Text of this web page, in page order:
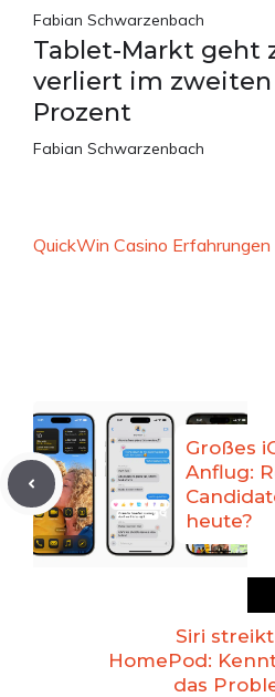
Fabian Schwarzenbach
Tablet-Markt geht
verliert im zweiten
Prozent
Fabian Schwarzenbach
QuickWin Casino Erfahrungen
Großes
Anflug:
heute?
Siri
HomePod:
das